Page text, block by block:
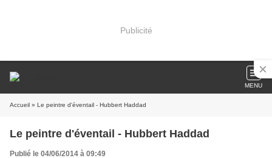
Publicité
MENU
Accueil » Le peintre d'éventail - Hubbert Haddad
Le peintre d'éventail - Hubbert Haddad
Publié le 04/06/2014 à 09:49